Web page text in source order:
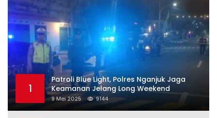
1
Patroli Blue Light, Polres Nganjuk Jaga
Keamanan Jelang Long Weekend
9 Mei 2025 9144